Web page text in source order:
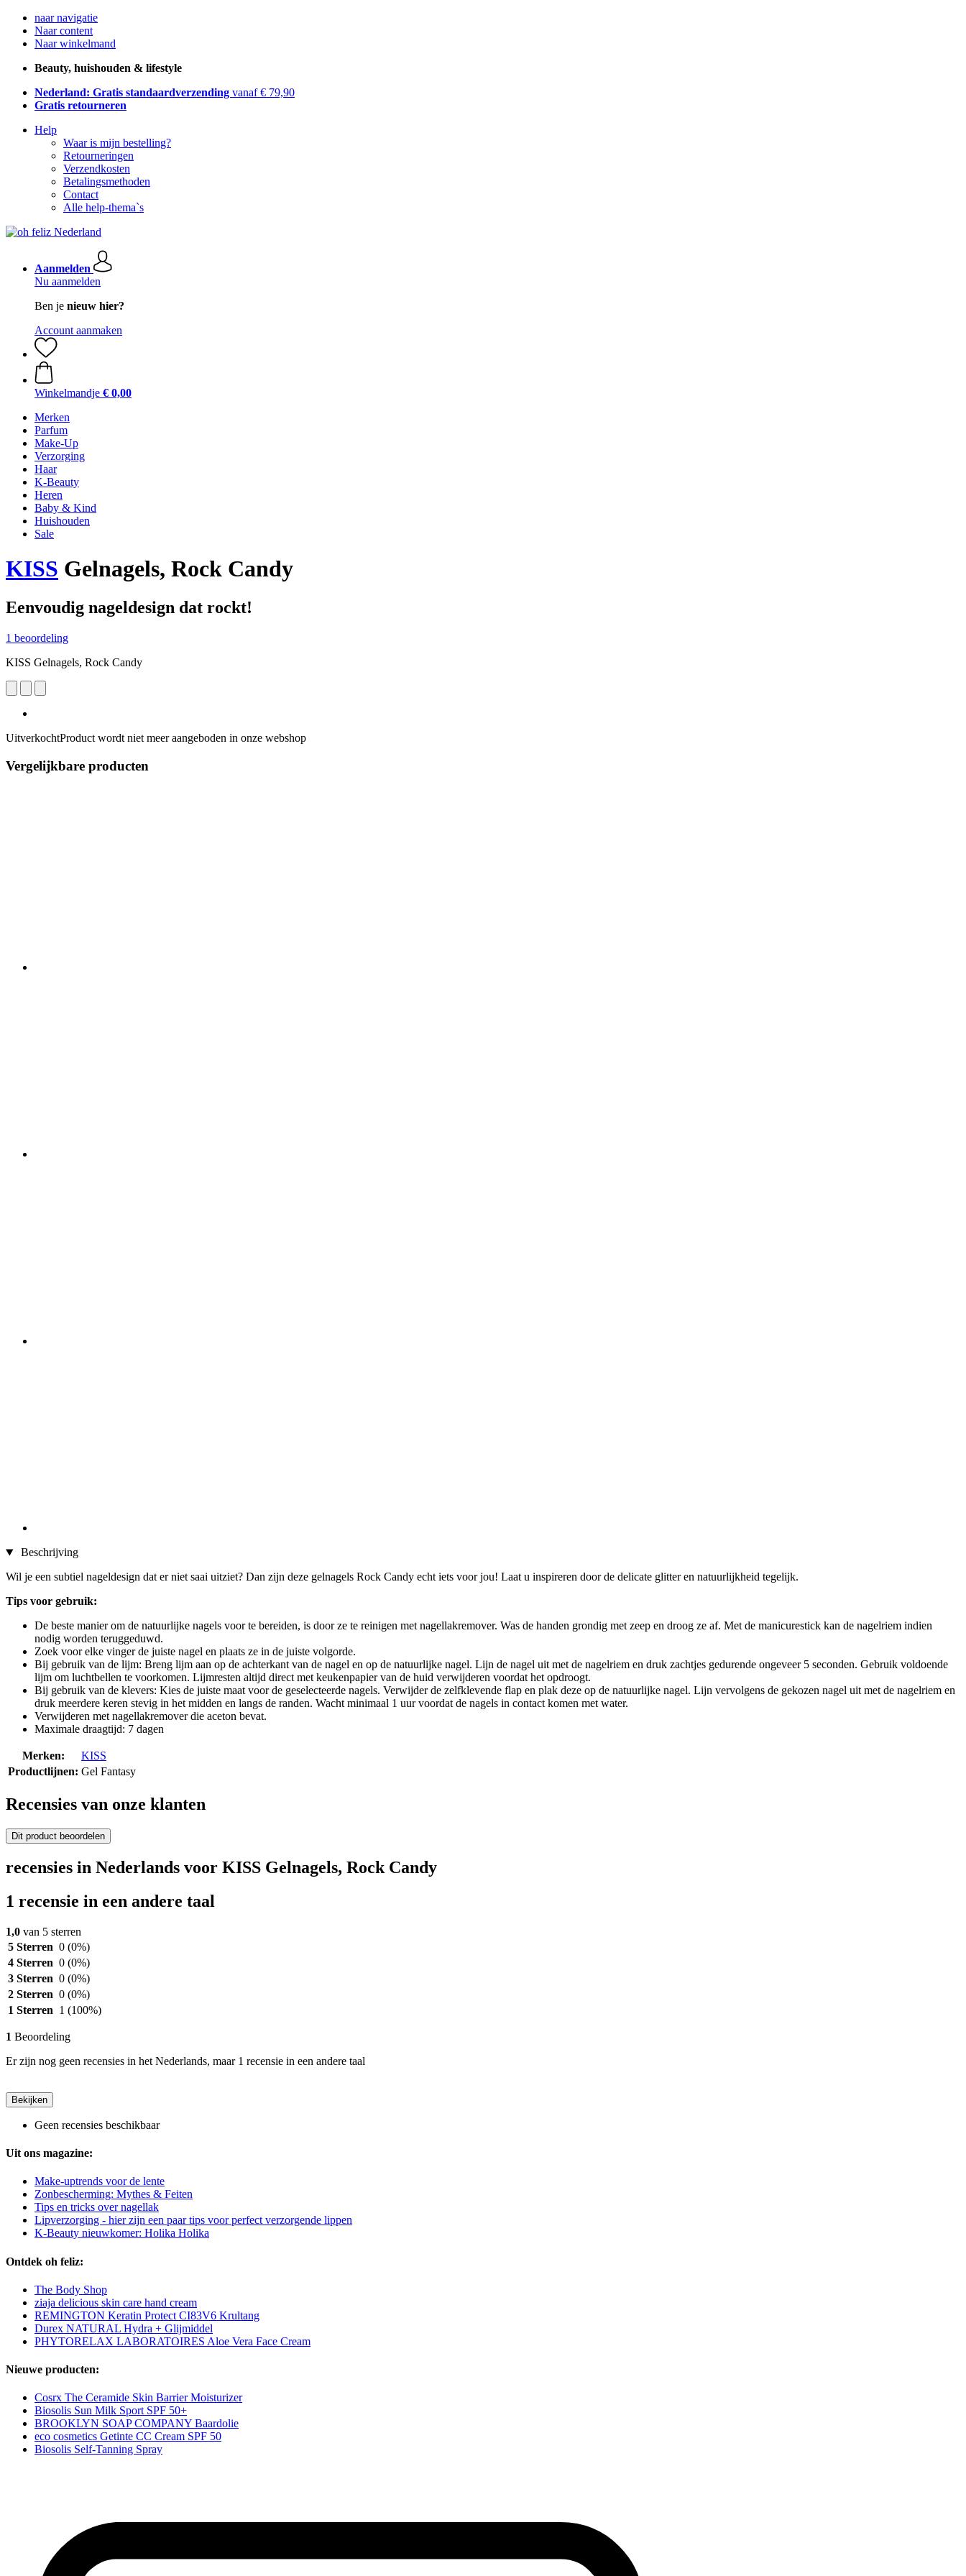
naar navigatie
Naar content
Naar winkelmand
Beauty, huishouden & lifestyle
Nederland: Gratis standaardverzending vanaf € 79,90
Gratis retourneren
Help
Waar is mijn bestelling?
Retourneringen
Verzendkosten
Betalingsmethoden
Contact
Alle help-thema`s
Aanmelden
Nu aanmelden
Ben je nieuw hier?
Account aanmaken
Winkelmandje € 0,00
Merken
Parfum
Make-Up
Verzorging
Haar
K-Beauty
Heren
Baby & Kind
Huishouden
Sale
KISS Gelnagels, Rock Candy
Eenvoudig nageldesign dat rockt!
1 beoordeling
KISS Gelnagels, Rock Candy
UitverkochtProduct wordt niet meer aangeboden in onze webshop
Vergelijkbare producten
Beschrijving
Wil je een subtiel nageldesign dat er niet saai uitziet? Dan zijn deze gelnagels Rock Candy echt iets voor jou! Laat u inspireren door de delicate glitter en natuurlijkheid tegelijk.
Tips voor gebruik:
De beste manier om de natuurlijke nagels voor te bereiden, is door ze te reinigen met nagellakremover. Was de handen grondig met zeep en droog ze af. Met de manicurestick kan de nagelriem indien
nodig worden teruggeduwd.
Zoek voor elke vinger de juiste nagel en plaats ze in de juiste volgorde.
Bij gebruik van de lijm: Breng lijm aan op de achterkant van de nagel en op de natuurlijke nagel. Lijn de nagel uit met de nagelriem en druk zachtjes gedurende ongeveer 5 seconden. Gebruik voldoende
lijm om luchtbellen te voorkomen. Lijmresten altijd direct met keukenpapier van de huid verwijderen voordat het opdroogt.
Bij gebruik van de klevers: Kies de juiste maat voor de geselecteerde nagels. Verwijder de zelfklevende flap en plak deze op de natuurlijke nagel. Lijn vervolgens de gekozen nagel uit met de nagelriem en
druk meerdere keren stevig in het midden en langs de randen. Wacht minimaal 1 uur voordat de nagels in contact komen met water.
Verwijderen met nagellakremover die aceton bevat.
Maximale draagtijd: 7 dagen
Merken:
KISS
Productlijnen: Gel Fantasy
Recensies van onze klanten
Dit product beoordelen
recensies in Nederlands voor KISS Gelnagels, Rock Candy
1 recensie in een andere taal
1,0 van 5 sterren
5 Sterren 0 (0%)
4 Sterren 0 (0%)
3 Sterren 0 (0%)
2 Sterren 0 (0%)
1 Sterren 1 (100%)
1 Beoordeling
Er zijn nog geen recensies in het Nederlands, maar 1 recensie in een andere taal
Bekijken
Geen recensies beschikbaar
Uit ons magazine:
Make-uptrends voor de lente
Zonbescherming: Mythes & Feiten
Tips en tricks over nagellak
Lipverzorging - hier zijn een paar tips voor perfect verzorgende lippen
K-Beauty nieuwkomer: Holika Holika
Ontdek oh feliz:
The Body Shop
ziaja delicious skin care hand cream
REMINGTON Keratin Protect CI83V6 Krultang
Durex NATURAL Hydra + Glijmiddel
PHYTORELAX LABORATOIRES Aloe Vera Face Cream
Nieuwe producten:
Cosrx The Ceramide Skin Barrier Moisturizer
Biosolis Sun Milk Sport SPF 50+
BROOKLYN SOAP COMPANY Baardolie
eco cosmetics Getinte CC Cream SPF 50
Biosolis Self-Tanning Spray